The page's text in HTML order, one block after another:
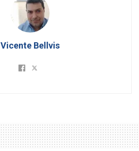
Vicente Bellvis